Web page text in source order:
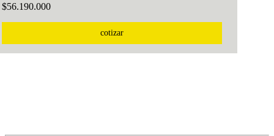
control de estabilidad (ESP) y tracción (ASR)
$56.190.000
cotizar